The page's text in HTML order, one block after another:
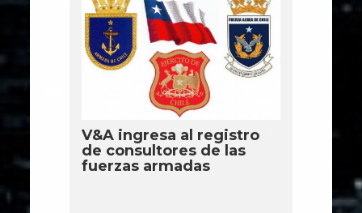
V&A ingresa al registro
de consultores de las
fuerzas armadas